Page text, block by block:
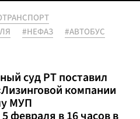
#НЕФАЗ #АВТОБУС
суд РТ поставил
компании
МУП